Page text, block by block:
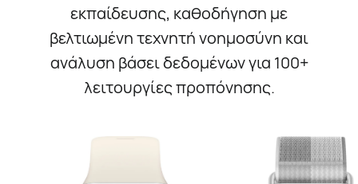
εκπαίδευσης, καθοδήγηση με
βελτιωμένη τεχνητή νοημοσύνη και
ανάλυση βάσει δεδομένων για 100+
λειτουργίες προπόνησης.